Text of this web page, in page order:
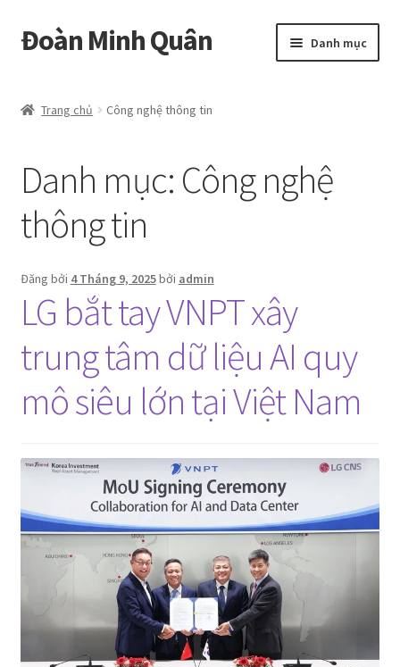
Đi
đến
hướng
Chuyển
đến
dung
Đoàn Minh Quân Danh mục
Cửa hàng
Hồ sơ năng lực
Liên hệ
Album
menu
Trang chủ Công nghệ thông tin
Danh mục: Công nghệ
thông tin
Đăng bởi 4 Tháng 9, 2025bởi admin
LG bắt tay VNPT xây
trung tâm dữ liệu AI quy
mô siêu lớn tại Việt Nam